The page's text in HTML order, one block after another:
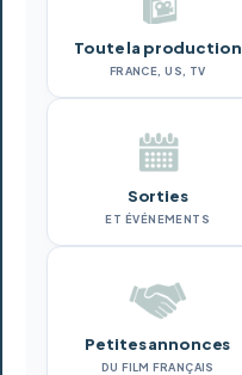
Toute la production
FRANCE, US, TV
Sorties
ET ÉVÉNEMENTS
Petites annonces
DU FILM FRANÇAIS